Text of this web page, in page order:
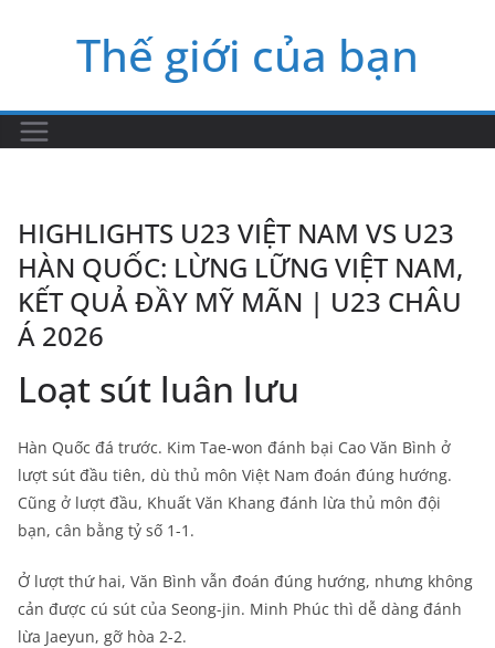
Thế giới của bạn
HIGHLIGHTS U23 VIỆT NAM VS U23
HÀN QUỐC: LỪNG LỮNG VIỆT NAM,
KẾT QUẢ ĐẦY MỸ MÃN | U23 CHÂU
Á 2026
Loạt sút luân lưu
Hàn Quốc đá trước. Kim Tae-won đánh bại Cao Văn Bình ở
lượt sút đầu tiên, dù thủ môn Việt Nam đoán đúng hướng.
Cũng ở lượt đầu, Khuất Văn Khang đánh lừa thủ môn đội
bạn, cân bằng tỷ số 1-1.
Ở lượt thứ hai, Văn Bình vẫn đoán đúng hướng, nhưng không
cản được cú sút của Seong-jin. Minh Phúc thì dễ dàng đánh
lừa Jaeyun, gỡ hòa 2-2.